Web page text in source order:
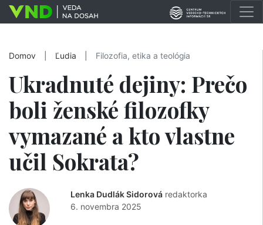
Domov Ľudia Filozofia, etika a teológia
Ukradnuté dejiny: Prečo
boli ženské filozofky
vymazané a kto vlastne
učil Sokrata?
Lenka Dudlák Sidorová redaktorka
6. novembra 2025